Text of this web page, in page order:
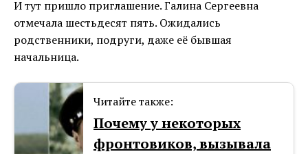
И тут пришло приглашение. Галина Сергеевна
отмечала шестьдесят пять. Ожидались
родственники, подруги, даже её бывшая
начальница.
Читайте также:
Почему у некоторых
фронтовиков, вызывала